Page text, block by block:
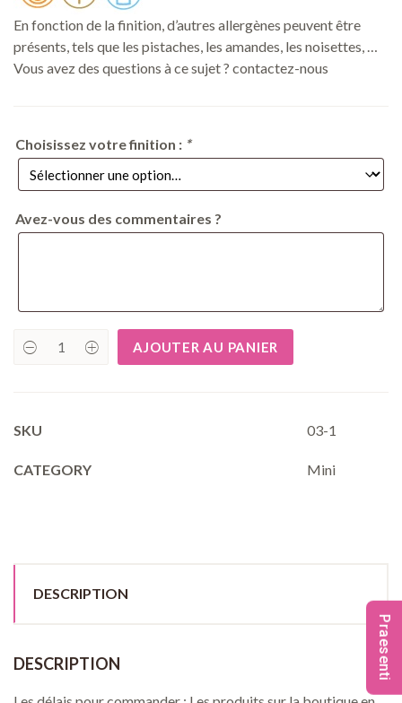
En fonction de la finition, d’autres allergènes peuvent être
présents, tels que les pistaches, les amandes, les noisettes, …
Vous avez des questions à ce sujet ? contactez-nous
Choisissez votre finition : *
Avez-vous des commentaires ?
Mini
pièces)
quantity
AJOUTER AU PANIER
SKU 03-1
CATEGORY Mini
DESCRIPTION
DESCRIPTION Praesenti